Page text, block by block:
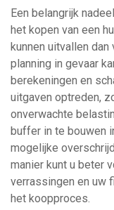
Een belangrijk
het kopen van een
kunnen uitvallen
planning in gevaar
berekeningen en
uitgaven optreden,
onverwachte
buffer in te bouwen
mogelijke
manier kunt u beter
verrassingen en uw
het koopproces.